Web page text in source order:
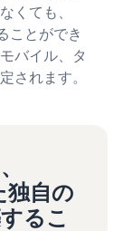
くても、
ことができ
バイル、タ
されます。
独自の
るこ